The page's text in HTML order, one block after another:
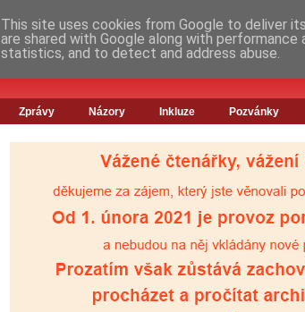
Zprávy Názory Inkluze Pozvánky
This site uses cookies from Google to deliver
are shared with Google along with
statistics, and to detect and address abuse.